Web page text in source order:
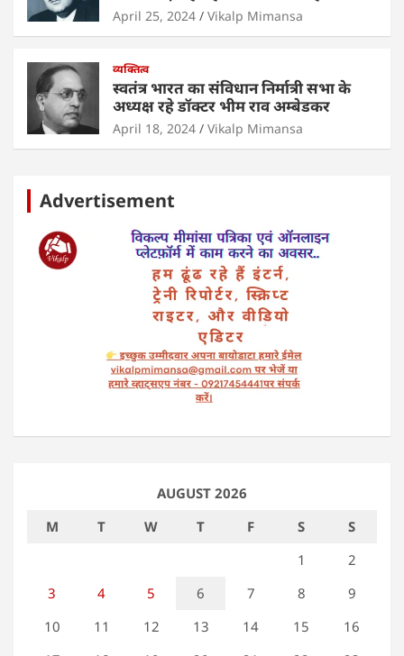
April 25, 2024 Vikalp Mimansa
व्यक्तित्व
स्वतंत्र भारत का संविधान निर्मात्री सभा के
अध्यक्ष रहे डॉक्टर भीम राव अम्बेडकर
April 18, 2024 Vikalp Mimansa
Advertisement
AUGUST 2026
M
T W T F S
S
1
2
3
4 5 6 7 8
9
10
11 12 13 14 15
16